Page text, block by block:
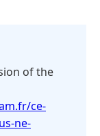
of the
ce-
ne-